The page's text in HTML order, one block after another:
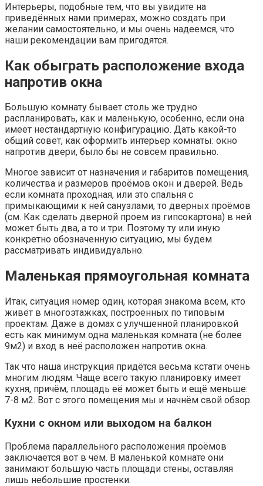
Интерьеры, подобные тем, что вы увидите на
приведённых нами примерах, можно создать при
желании самостоятельно, и мы очень надеемся, что
наши рекомендации вам пригодятся.
Как обыграть расположение входа
напротив окна
Большую комнату бывает столь же трудно
распланировать, как и маленькую, особенно, если она
имеет нестандартную конфигурацию. Дать какой-то
общий совет, как оформить интерьер комнаты: окно
напротив двери, было бы не совсем правильно.
Многое зависит от назначения и габаритов помещения,
количества и размеров проёмов окон и дверей. Ведь
если комната проходная, или это спальня с
примыкающими к ней санузлами, то дверных проёмов
(см. Как сделать дверной проем из гипсокартона) в ней
может быть два, а то и три. Поэтому ту или иную
конкретно обозначенную ситуацию, мы будем
рассматривать индивидуально.
Маленькая прямоугольная комната
Итак, ситуация номер один, которая знакома всем, кто
живёт в многоэтажках, построенных по типовым
проектам. Даже в домах с улучшенной планировкой
есть как минимум одна маленькая комната (не более
9м2) и вход в неё расположен напротив окна.
Так что наша инструкция придётся весьма кстати очень
многим людям. Чаще всего такую планировку имеет
кухня, причём, площадь её может быть и ещё меньше:
7-8 м2. Вот с этого помещения мы и начнём свой обзор.
Кухни с окном или выходом на балкон
Проблема параллельного расположения проёмов
заключается вот в чём. В маленькой комнате они
занимают большую часть площади стены, оставляя
лишь небольшие простенки.